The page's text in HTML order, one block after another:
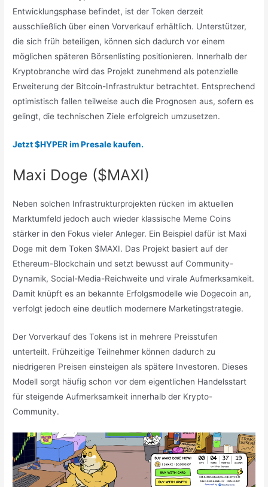
Entwicklungsphase befindet, ist der Token derzeit
ausschließlich über einen Vorverkauf erhältlich. Unterstützer,
die sich früh beteiligen, können sich dadurch vor einem
möglichen späteren Börsenlisting positionieren. Innerhalb der
Kryptobranche wird das Projekt zunehmend als potenzielle
Erweiterung der Bitcoin-Infrastruktur betrachtet. Entsprechend
optimistisch fallen teilweise auch die Prognosen aus, sofern es
gelingt, die technischen Ziele erfolgreich umzusetzen.
Jetzt $HYPER im Presale kaufen.
Maxi Doge ($MAXI)
Neben solchen Infrastrukturprojekten rücken im aktuellen
Marktumfeld jedoch auch wieder klassische Meme Coins
stärker in den Fokus vieler Anleger. Ein Beispiel dafür ist Maxi
Doge mit dem Token $MAXI. Das Projekt basiert auf der
Ethereum-Blockchain und setzt bewusst auf Community-
Dynamik, Social-Media-Reichweite und virale Aufmerksamkeit.
Damit knüpft es an bekannte Erfolgsmodelle wie Dogecoin an,
verfolgt jedoch eine deutlich modernere Marketingstrategie.
Der Vorverkauf des Tokens ist in mehrere Preisstufen
unterteilt. Frühzeitige Teilnehmer können dadurch zu
niedrigeren Preisen einsteigen als spätere Investoren. Dieses
Modell sorgt häufig schon vor dem eigentlichen Handelsstart
für steigende Aufmerksamkeit innerhalb der Krypto-
Community.